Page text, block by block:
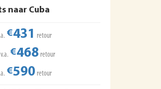
naar Cuba
€431 retour
v.a. €468 retour
€590 retour